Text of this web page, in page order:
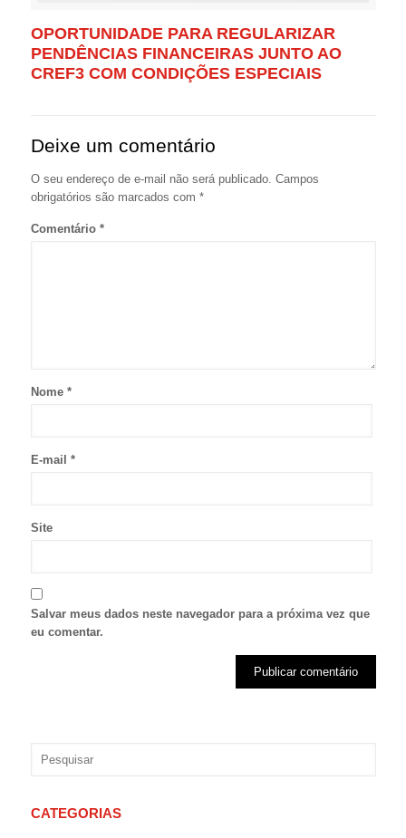
OPORTUNIDADE PARA REGULARIZAR
PENDÊNCIAS FINANCEIRAS JUNTO AO
CREF3 COM CONDIÇÕES ESPECIAIS
Deixe um comentário
O seu endereço de e-mail não será publicado. Campos
obrigatórios são marcados com *
Comentário *
Nome *
E-mail *
Site
Salvar meus dados neste navegador para a próxima vez que
eu comentar.
CATEGORIAS